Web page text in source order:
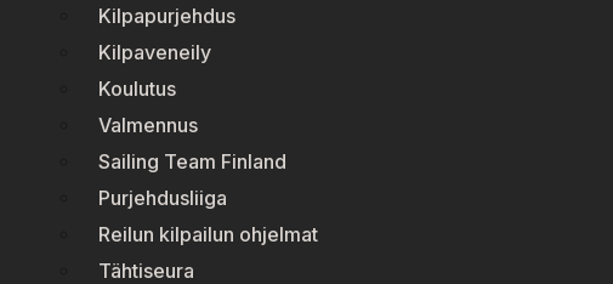
Kilpapurjehdus
Kilpaveneily
Koulutus
Valmennus
Sailing Team Finland
Purjehdusliiga
Reilun kilpailun ohjelmat
Tähtiseura